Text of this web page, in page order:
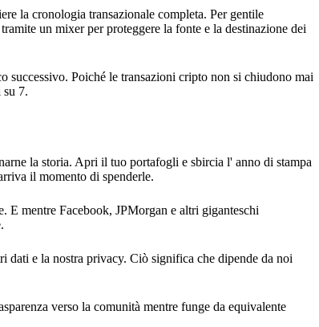
la cronologia transazionale completa. Per gentile
un mixer per proteggere la fonte e la destinazione dei
successivo. Poiché le transazioni cripto non si chiudono mai
7.
la storia. Apri il tuo portafogli e sbircia l' anno di stampa
il momento di spenderle.
E mentre Facebook, JPMorgan e altri giganteschi
dati e la nostra privacy. Ciò significa che dipende da noi
verso la comunità mentre funge da equivalente